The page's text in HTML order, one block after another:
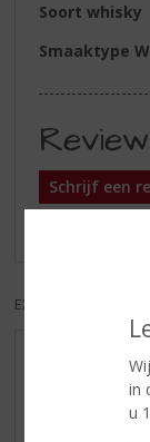
in
u
Soort whisky
Smaaktype
Schrijf een
EXCL. BTW
WIJN VAN